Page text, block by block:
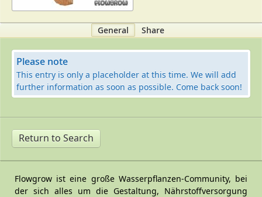
General Share
Please note
This entry is only a placeholder at this time. We will add
further information as soon as possible. Come back soon!
Return to Search
Flowgrow ist eine große Wasserpflanzen-Community, bei
der sich alles um die Gestaltung, Nährstoffversorgung